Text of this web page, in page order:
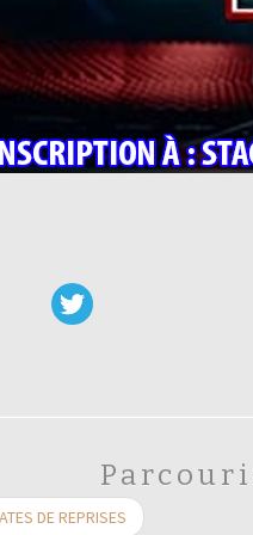
DE REPRISES